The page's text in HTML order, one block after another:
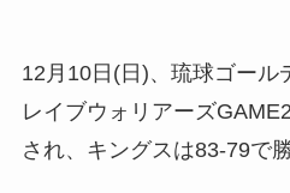
12月10日(日)、琉球ゴール
レイブウォリアーズ
され、キングスは83-79で